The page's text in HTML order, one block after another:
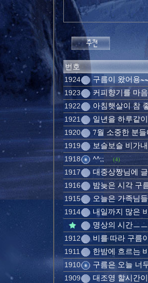
번호
1924 구름이 왔어용
1923 커피향기를 마
1922 아침햇살이 참
1921 일년을 하루같
1920 7월 소중한 분
1919 보슬보슬 비가
1918 ^^;; (4)
1917 대중상짱님에
1916 밤늦은 시각 구
1915 오늘은 가족님
1914
내일까지 많은
명상의 시간ㅡ
1912 비를 따라 구름
1911 한밤에 흐르는
1910 구름은 오늘 너
1909 대조영 할시간